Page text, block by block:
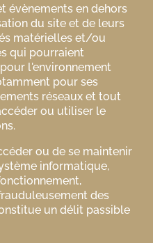
évènements en dehors
du site et de leurs
matérielles et/ou
qui pourraient
l'environnement
pour ses
réseaux et tout
ou utiliser le
ou de se maintenir
informatique,
des
un délit passible